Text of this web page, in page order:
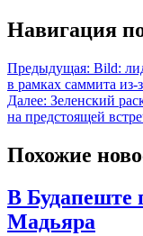
Навигация
Предыдущая: Bild:
в рамках саммита из-
Далее: Зеленский
на предстоящей
Похожие
В Будапеште
Мадьяра